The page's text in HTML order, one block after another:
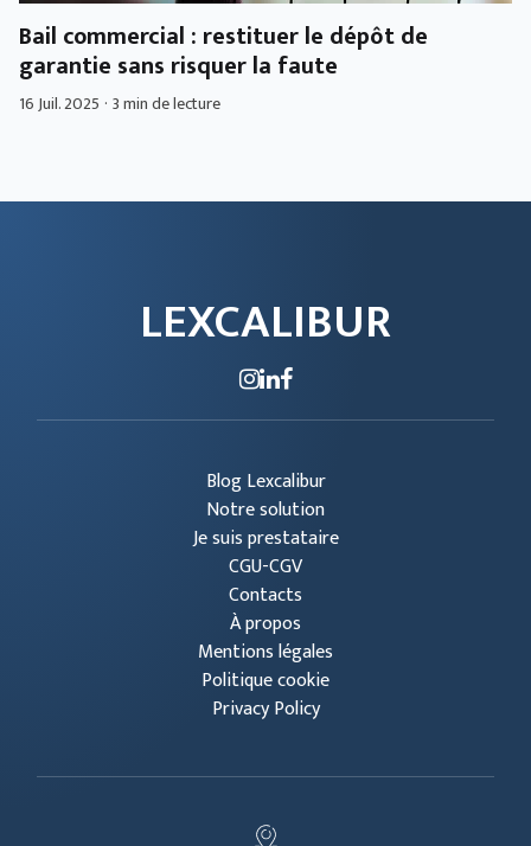
Bail commercial : restituer le dépôt de
garantie sans risquer la faute
16 Juil. 2025 · 3 min de lecture
LEXCALIBUR
Blog Lexcalibur
Notre solution
Je suis prestataire
CGU-CGV
Contacts
À propos
Mentions légales
Politique cookie
Privacy Policy